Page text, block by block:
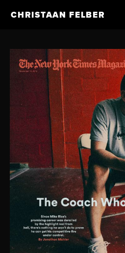
CHRISTAAN FELBER